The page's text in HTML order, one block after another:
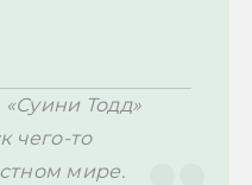
«Суини Тодд»
чего-то
мире.